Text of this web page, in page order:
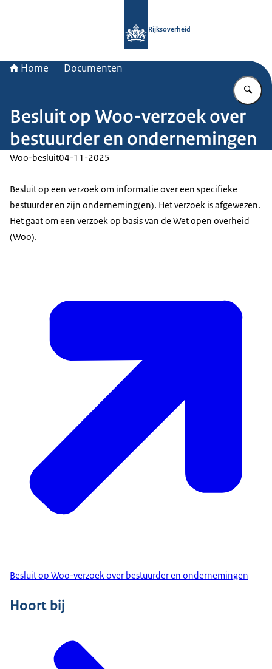
Rijksoverheid
Home Documenten
Besluit op Woo-verzoek over
bestuurder en ondernemingen
Woo-besluit04-11-2025
Besluit op een verzoek om informatie over een specifieke
bestuurder en zijn onderneming(en). Het verzoek is afgewezen.
Het gaat om een verzoek op basis van de Wet open overheid
(Woo).
Besluit op Woo-verzoek over bestuurder en ondernemingen
Hoort bij